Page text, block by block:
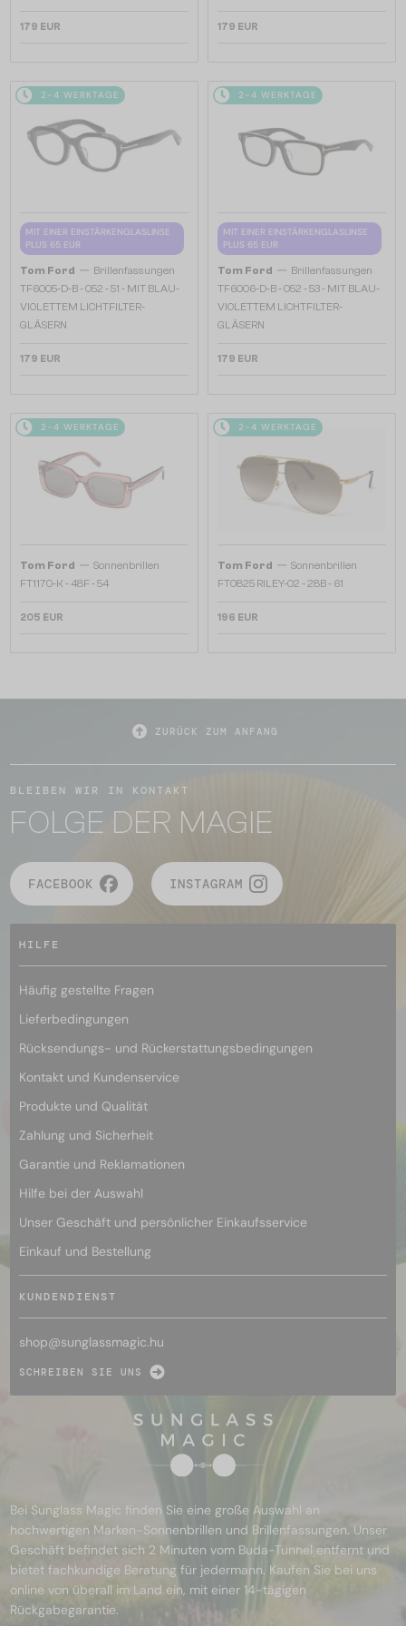
179 EUR 179 EUR
2-4 WERKTAGE
MIT EINER EINSTÄRKENGLASLINSE
PLUS 65 EUR
Tom Ford — Brillenfassungen
TF6005-D-B - 052 - 51 - MIT BLAU-
VIOLETTEM LICHTFILTER-
GLÄSERN
179 EUR
2-4 WERKTAGE
MIT EINER EINSTÄRKENGLASLINSE
PLUS 65 EUR
Tom Ford — Brillenfassungen
TF6006-D-B - 052 - 53 - MIT BLAU-
VIOLETTEM LICHTFILTER-
GLÄSERN
179 EUR
2-4 WERKTAGE
Tom Ford — Sonnenbrillen
FT1170-K - 48F - 54
205 EUR
2-4 WERKTAGE
Tom Ford — Sonnenbrillen
FT0825 RILEY-02 - 28B - 61
196 EUR
ZURÜCK ZUM ANFANG
BLEIBEN WIR IN KONTAKT
FOLGE DER MAGIE
FACEBOOK INSTAGRAM
HILFE
Häufig gestellte Fragen
Lieferbedingungen
Rücksendungs- und Rückerstattungsbedingungen
Kontakt und Kundenservice
Produkte und Qualität
Zahlung und Sicherheit
Garantie und Reklamationen
Hilfe bei der Auswahl
Unser Geschäft und persönlicher Einkaufsservice
Einkauf und Bestellung
KUNDENDIENST
shop@sunglassmagic.hu
SCHREIBEN SIE UNS
Bei Sunglass Magic finden Sie eine große Auswahl an
hochwertigen Marken-Sonnenbrillen und Brillenfassungen. Unser
Geschäft befindet sich 2 Minuten vom Buda-Tunnel entfernt und
bietet fachkundige Beratung für jedermann. Kaufen Sie bei uns
online von überall im Land ein, mit einer 14-tägigen
Rückgabegarantie.